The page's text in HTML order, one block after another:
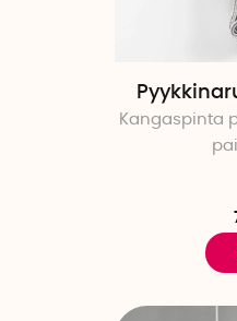
Kangaspinta